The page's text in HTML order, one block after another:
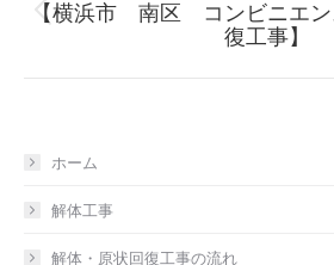
Previous
post:
【横浜市 南区 コンビニエ
復工事】
ホーム
解体工事
解体・原状回復工事の流れ